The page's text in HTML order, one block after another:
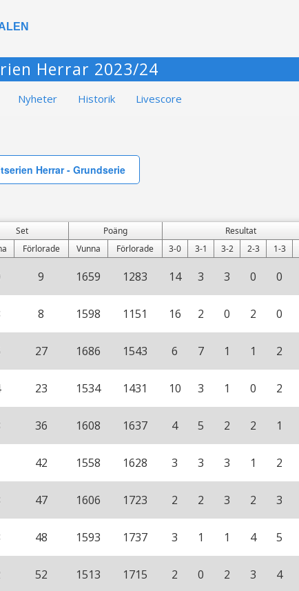
Herrar 2023/24
Nyheter Historik Livescore
Herrar - Grundserie
Set Poäng Resultat
Förlorade Vunna Förlorade 3-0 3-1 3-2 2-3 1-3
9 1659 1283 14 3 3 0 0
8 1598 1151 16 2 0 2 0
27 1686 1543 6 7 1 1 2
23 1534 1431 10 3 1 0 2
36 1608 1637 4 5 2 2 1
42 1558 1628 3 3 3 1 2
47 1606 1723 2 2 3 2 3
48 1593 1737 3 1 1 4 5
52 1513 1715 2 0 2 3 4